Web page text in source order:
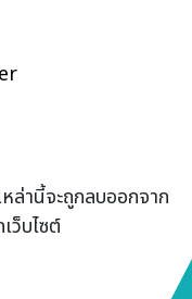
ล่านี้จะถูกลบออกจาก
บไซต์